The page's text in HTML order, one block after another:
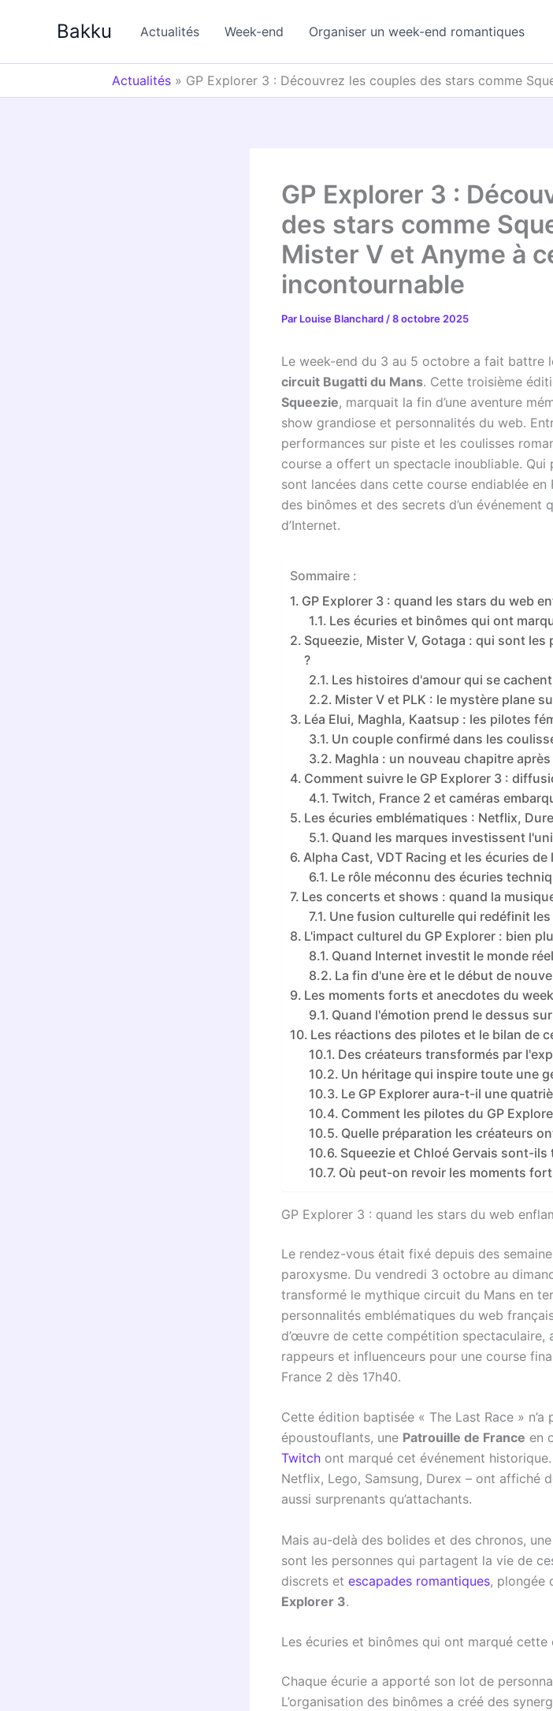
Bakku Actualités Week-end Organiser un week-end romantiques
Actualités» GP Explorer 3 : Découvrez les couples des stars comme
GP Explorer 3 :
des stars comme
Mister V et Anyme à
incontournable
Par Louise Blanchard /8 octobre 2025
Le week-end du 3 au 5 octobre a fait battre
circuit Bugatti du Mans. Cette troisième
Squeezie, marquait la fin d’une aventure
show grandiose et personnalités du web.
performances sur piste et les coulisses
course a offert un spectacle inoubliable.
sont lancées dans cette course endiablée
des binômes et des secrets d’un événement
d’Internet.
Sommaire :
GP Explorer 3 : quand les stars du web
Les écuries et binômes qui ont
Squeezie, Mister V, Gotaga : qui sont
?
Les histoires d'amour qui se
Mister V et PLK : le mystère plane
Léa Elui, Maghla, Kaatsup : les pilotes
Un couple confirmé dans les
Maghla : un nouveau chapitre
Comment suivre le GP Explorer 3 :
Twitch, France 2 et caméras
Les écuries emblématiques : Netflix,
Quand les marques investissent
Alpha Cast, VDT Racing et les écuries de
Le rôle méconnu des écuries
Les concerts et shows : quand la
Une fusion culturelle qui redéfinit
L'impact culturel du GP Explorer : bien
Quand Internet investit le monde
La fin d'une ère et le début de
Les moments forts et anecdotes du
Quand l'émotion prend le dessus
Les réactions des pilotes et le bilan de
Des créateurs transformés par
Un héritage qui inspire toute une
Le GP Explorer aura-t-il une
Comment les pilotes du GP
Quelle préparation les créateurs
Squeezie et Chloé Gervais sont-
Où peut-on revoir les moments
GP Explorer 3 : quand les stars du web
Le rendez-vous était fixé depuis des
paroxysme. Du vendredi 3 octobre au
transformé le mythique circuit du Mans en
personnalités emblématiques du web
d’œuvre de cette compétition spectaculaire,
rappeurs et influenceurs pour une course
France 2 dès 17h40.
Cette édition baptisée « The Last Race »
époustouflants, une Patrouille de France en
Twitch ont marqué cet événement
Netflix, Lego, Samsung, Durex – ont affiché
aussi surprenants qu’attachants.
Mais au-delà des bolides et des chronos,
sont les personnes qui partagent la vie de
discrets et escapades romantiques, plongée
Explorer 3.
Les écuries et binômes qui ont marqué
Chaque écurie a apporté son lot de
L’organisation des binômes a créé des